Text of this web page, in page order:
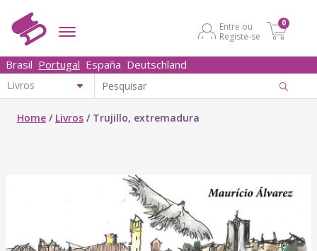
Entre ou
Registe-se
0
Brasil Portugal España Deutschland
Home / Livros / Trujillo, extremadura